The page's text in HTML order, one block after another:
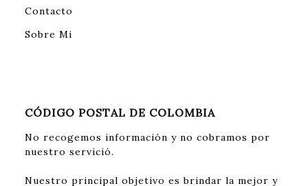
Contacto
Sobre Mi
CÓDIGO POSTAL DE COLOMBIA
No recogemos información y no cobramos por
nuestro servició.
Nuestro principal objetivo es brindar la mejor y